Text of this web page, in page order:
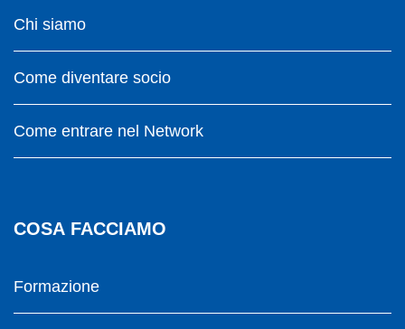
Chi siamo
Come diventare socio
Come entrare nel Network
COSA FACCIAMO
Formazione